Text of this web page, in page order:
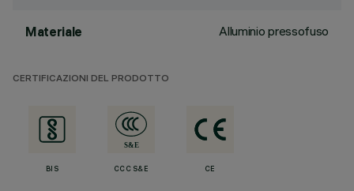
Materiale Alluminio pressofuso
CERTIFICAZIONI DEL PRODOTTO
BIS CCC S&E CE